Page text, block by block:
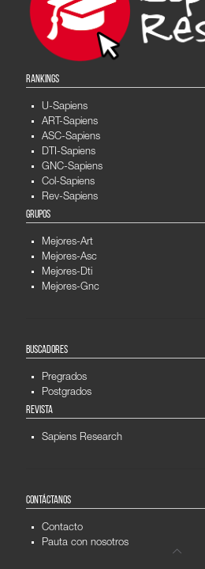
RANKINGS
U-Sapiens
ART-Sapiens
ASC-Sapiens
DTI-Sapiens
GNC-Sapiens
Col-Sapiens
Rev-Sapiens
GRUPOS
Mejores-Art
Mejores-Asc
Mejores-Dti
Mejores-Gnc
BUSCADORES
Pregrados
Postgrados
REVISTA
Sapiens Research
CONTÁCTANOS
Contacto
Pauta con nosotros